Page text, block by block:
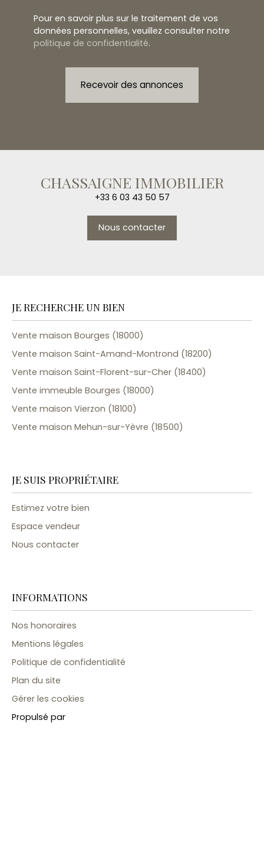
Pour en savoir plus sur le traitement de vos
données personnelles, veuillez consulter notre
politique de confidentialité.
Recevoir des annonces
CHASSAIGNE IMMOBILIER
+33 6 03 43 50 57
Nous contacter
JE RECHERCHE UN BIEN
Vente maison Bourges (18000)
Vente maison Saint-Amand-Montrond (18200)
Vente maison Saint-Florent-sur-Cher (18400)
Vente immeuble Bourges (18000)
Vente maison Vierzon (18100)
Vente maison Mehun-sur-Yèvre (18500)
JE SUIS PROPRIÉTAIRE
Estimez votre bien
Espace vendeur
Nous contacter
INFORMATIONS
Nos honoraires
Mentions légales
Politique de confidentialité
Plan du site
Gérer les cookies
Propulsé par